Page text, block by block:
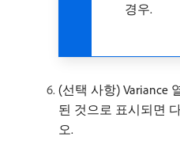
경우.
(선택 사항) Variance
된 것으로 표시되면
오.